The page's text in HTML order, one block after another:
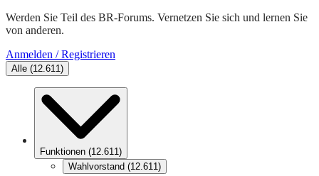
Werden Sie Teil des BR-Forums. Vernetzen Sie sich und lernen Sie
von anderen.
Anmelden / Registrieren
Alle (12.611)
Funktionen (12.611)
Wahlvorstand (12.611)